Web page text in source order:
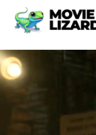
Zum
Inhalt
springen